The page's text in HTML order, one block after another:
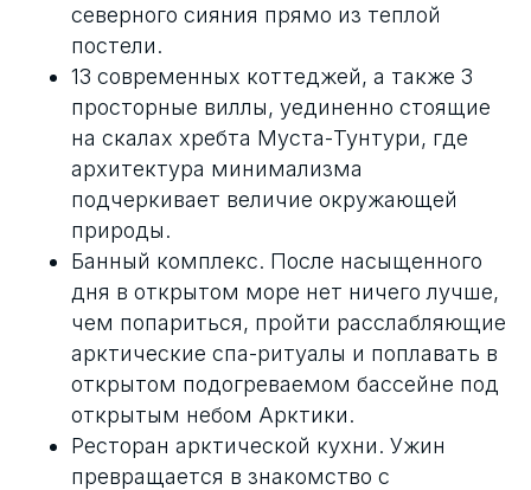
северного сияния прямо из теплой
постели.
13 современных коттеджей, а также 3
просторные виллы, уединенно стоящие
на скалах хребта Муста-Тунтури, где
архитектура минимализма
подчеркивает величие окружающей
природы.
Банный комплекс. После насыщенного
дня в открытом море нет ничего лучше,
чем попариться, пройти расслабляющие
арктические спа-ритуалы и поплавать в
открытом подогреваемом бассейне под
открытым небом Арктики.
Ресторан арктической кухни. Ужин
превращается в знакомство с